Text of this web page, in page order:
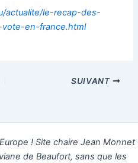
actualite/le-recap-des-
en-france.html
SUIVANT
! Site chaire Jean Monnet
de Beaufort, sans que les